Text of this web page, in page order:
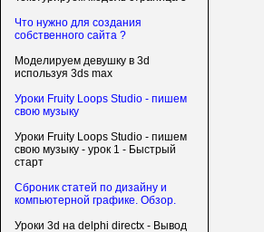
Что нужно для создания
собственного сайта ?
Моделируем девушку в 3d
используя 3ds max
Уроки Fruity Loops Studio - пишем
свою музыку
Уроки Fruity Loops Studio - пишем
свою музыку - урок 1 - Быстрый
старт
Сброник статей по дизайну и
компьютерной графике. Обзор.
Уроки 3d на delphi directx - Вывод